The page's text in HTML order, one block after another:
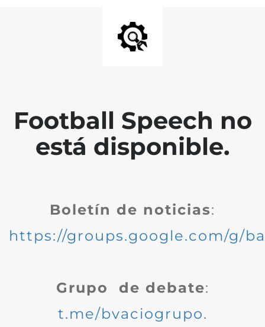
Football Speech no
está disponible.
Boletín de noticias:
https://groups.google.com/g/
Grupo de debate:
t.me/bvaciogrupo.